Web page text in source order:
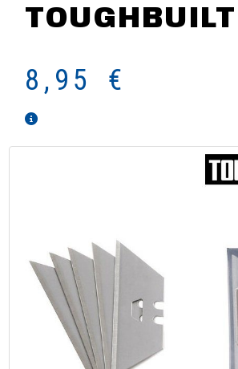
TOUGHBUILT
8,95 €